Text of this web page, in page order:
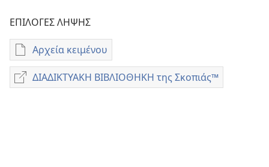
ΕΠΙΛΟΓΕΣ ΛΗΨΗΣ
Αρχεία κειμένου
Επιλογές
λήψης
εκδόσεων
ΔΙΑΔΙΚΤΥΑΚΗ ΒΙΒΛΙΟΘΗΚΗ της Σκοπιάς™
ΔΙΑΔΙΚΤΥΑΚΗ